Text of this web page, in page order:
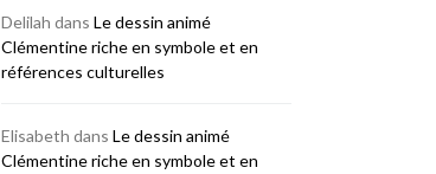
Delilah dans Le dessin animé
Clémentine riche en symbole et en
références culturelles
Elisabeth dans Le dessin animé
Clémentine riche en symbole et en